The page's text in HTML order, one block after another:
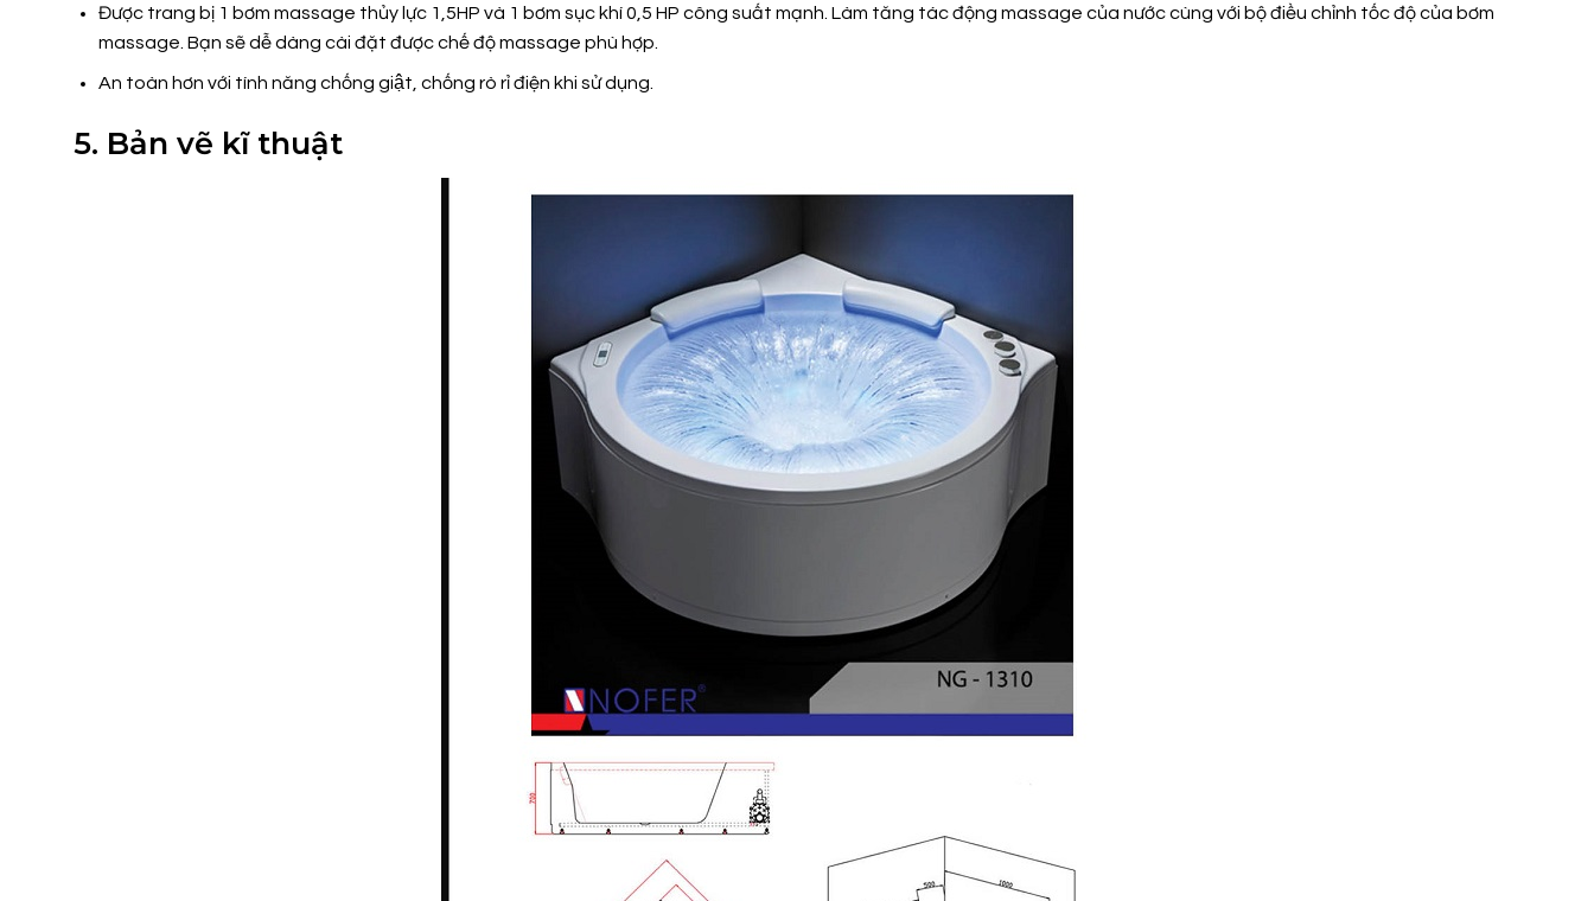
Được trang bị 1 bơm massage thủy lực 1,5HP và 1 bơm sục khí 0,5 HP công suất mạnh. Làm tăng tác động massage của nước cùng với bộ điều chỉnh tốc độ của bơm
massage. Bạn sẽ dễ dàng cài đặt được chế độ massage phù hợp.
An toàn hơn với tính năng chống giật, chống rò rỉ điện khi sử dụng.
5. Bản vẽ kĩ thuật